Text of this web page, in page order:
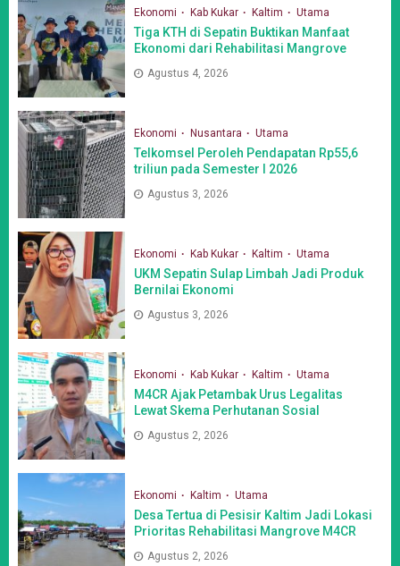
Ekonomi Kab Kukar Kaltim Utama
Tiga KTH di Sepatin Buktikan Manfaat
Ekonomi dari Rehabilitasi Mangrove
Agustus 4, 2026
Ekonomi Nusantara Utama
Telkomsel Peroleh Pendapatan Rp55,6
triliun pada Semester I 2026
Agustus 3, 2026
Ekonomi Kab Kukar Kaltim Utama
UKM Sepatin Sulap Limbah Jadi Produk
Bernilai Ekonomi
Agustus 3, 2026
Ekonomi Kab Kukar Kaltim Utama
M4CR Ajak Petambak Urus Legalitas
Lewat Skema Perhutanan Sosial
Agustus 2, 2026
Ekonomi Kaltim Utama
Desa Tertua di Pesisir Kaltim Jadi Lokasi
Prioritas Rehabilitasi Mangrove M4CR
Agustus 2, 2026